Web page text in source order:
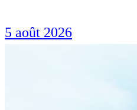
5 août 2026